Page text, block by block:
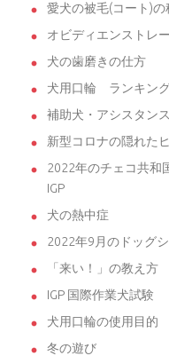
愛犬の被毛(コート)の
オビディエンストレ
犬の歯磨きの仕方
犬用口輪 ランキン
補助犬・アシスタン
新型コロナの隠れた
2022年のチェコ共和
IGP
犬の熱中症
2022年9月のドッグ
「来い！」の教え方
IGP 国際作業犬試験
犬用口輪の使用目的
冬の遊び